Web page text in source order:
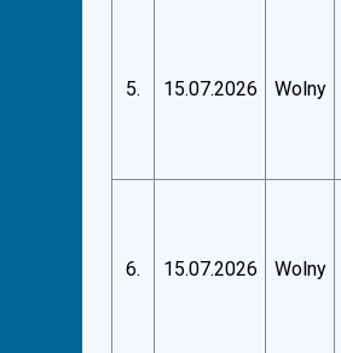
5. 15.07.2026 Wolny
6. 15.07.2026 Wolny